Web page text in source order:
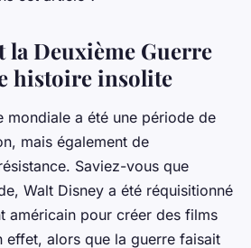
la Deuxième Guerre
histoire insolite
mondiale a été une période de
mais également de
Saviez-vous que
Walt Disney a été réquisitionné
américain pour créer des films
effet, alors que la guerre faisait